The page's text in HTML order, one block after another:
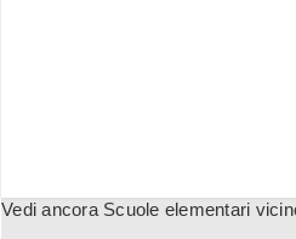
Vedi ancora Scuole elementari